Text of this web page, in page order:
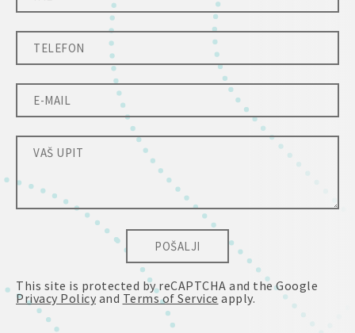
POŠALJI
This site is protected by reCAPTCHA and the Google
Privacy Policy and Terms of Service apply.